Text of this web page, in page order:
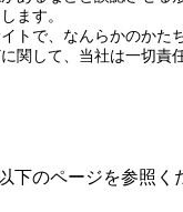
ます。
トで、なんらかのかた
関して、当社は一切責
下のページを参照く